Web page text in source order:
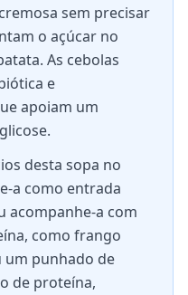
sem precisar
o açúcar no
As cebolas
e
apoiam um
desta sopa no
a como entrada
acompanhe-a com
como frango
um punhado de
de proteína,